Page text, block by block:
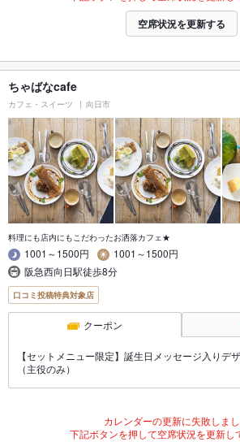
空席状況を更新する
ちゃばなcafe
カフェ・スイーツ 向日市
料理にも店内にもこだわったお洒落カフェ★
1001～1500円
1001～1500円
阪急西向日駅徒歩8分
口コミ投稿特典対象店
クーポン
【セットメニュー限定】誕生日メッセージ入りデ
（主役のみ）
カレンダーの更新に失敗しまし
下記ボタンを押して空席状況を更新し